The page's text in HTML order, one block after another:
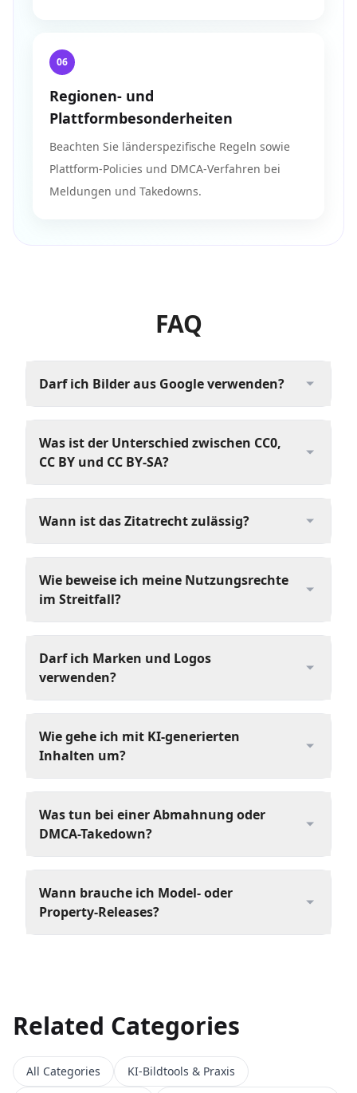
06
Regionen- und
Plattformbesonderheiten
Beachten Sie länderspezifische Regeln sowie
Plattform-Policies und DMCA-Verfahren bei
Meldungen und Takedowns.
FAQ
Darf ich Bilder aus Google verwenden?
Was ist der Unterschied zwischen CC0,
CC BY und CC BY-SA?
Wann ist das Zitatrecht zulässig?
Wie beweise ich meine Nutzungsrechte
im Streitfall?
Darf ich Marken und Logos
verwenden?
Wie gehe ich mit KI-generierten
Inhalten um?
Was tun bei einer Abmahnung oder
DMCA-Takedown?
Wann brauche ich Model- oder
Property-Releases?
Related Categories
All Categories
KI-Bildtools & Praxis